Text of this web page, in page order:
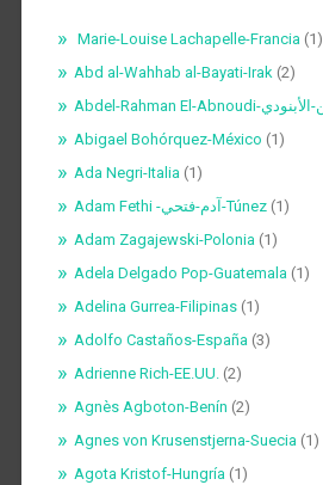
Marie-Louise Lachapelle-Francia(1)
Abd al-Wahhab al-Bayati-Irak(2)
Abigael Bohórquez-México (1)
Ada Negri-Italia(1)
Adam Fethi -آدم-فتحي-Túnez(1)
Adam Zagajewski-Polonia(1)
Adela Delgado Pop-Guatemala(1)
Adelina Gurrea-Filipinas(1)
Adolfo Castaños-España(3)
Adrienne Rich-EE.UU.(2)
Agnès Agboton-Benín (2)
Agnes von Krusenstjerna-Suecia(1)
Agota Kristof-Hungría(1)